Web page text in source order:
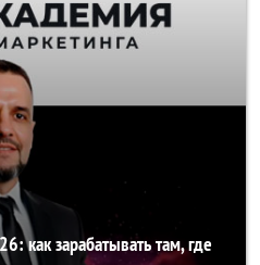
как зарабатывать там, где